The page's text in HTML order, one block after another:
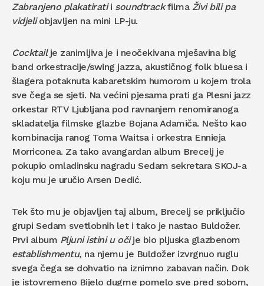
Zabranjeno plakatiratii soundtrackfilma Živi bili pa
vidjeliobjavljen na mini LP-ju.
Cocktailje zanimljiva je i neočekivana mješavina big
band orkestracije/swing jazza, akustičnog folk bluesa i
šlagera potaknuta kabaretskim humorom u kojem trola
sve čega se sjeti. Na većini pjesama prati ga Plesni jazz
orkestar RTV Ljubljana pod ravnanjem renomiranoga
skladatelja filmske glazbe Bojana Adamiča. Nešto kao
kombinacija ranog Toma Waitsa i orkestra Ennieja
Morriconea. Za tako avangardan album Brecelj je
pokupio omladinsku nagradu Sedam sekretara SKOJ-a
koju mu je uručio Arsen Dedić.
Tek što mu je objavljen taj album, Brecelj se priključio
grupi Sedam svetlobnih let i tako je nastao Buldožer.
Prvi album Pljuni istini u očije bio pljuska glazbenom
establishmentu, na njemu je Buldožer izvrgnuo ruglu
svega čega se dohvatio na iznimno zabavan način. Dok
je istovremeno Bijelo dugme pomelo sve pred sobom,